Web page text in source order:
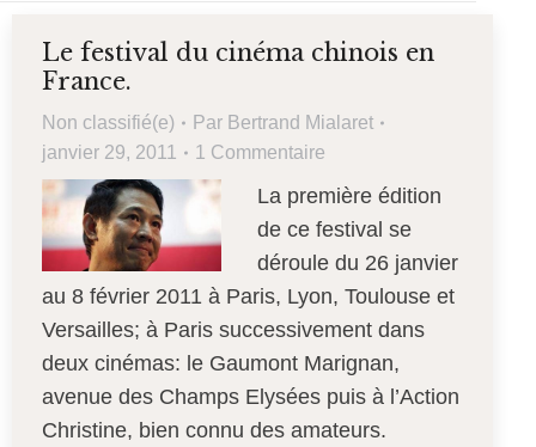
Le festival du cinéma chinois en
France.
Non classifié(e) Par Bertrand Mialaret
janvier 29, 2011
1 Commentaire
La première édition
de ce festival se
déroule du 26 janvier
au 8 février 2011 à Paris, Lyon, Toulouse et
Versailles; à Paris successivement dans
deux cinémas: le Gaumont Marignan,
avenue des Champs Elysées puis à l’Action
Christine, bien connu des amateurs.